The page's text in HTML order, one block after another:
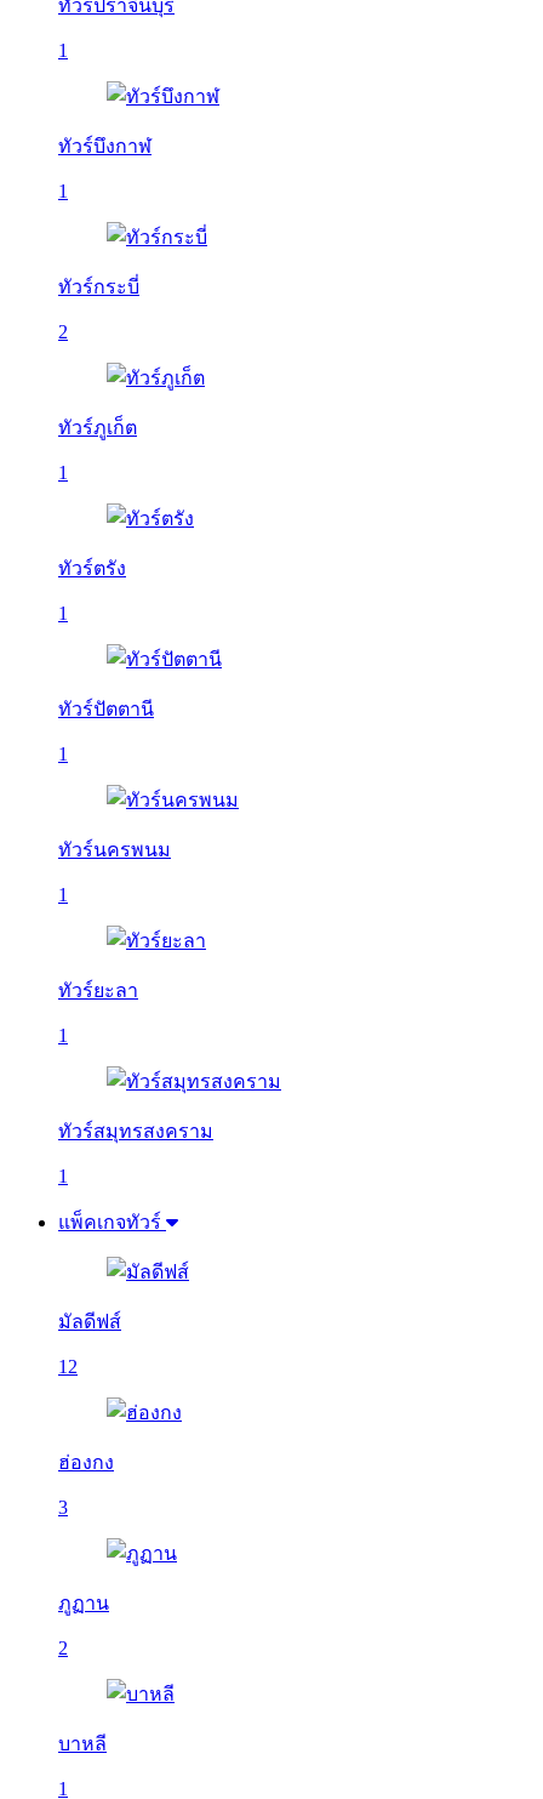
ทัวร์ปราจีนบุรี
1
ทัวร์บึงกาฬ
1
ทัวร์กระบี่
2
ทัวร์ภูเก็ต
1
ทัวร์ตรัง
1
ทัวร์ปัตตานี
1
ทัวร์นครพนม
1
ทัวร์ยะลา
1
ทัวร์สมุทรสงคราม
1
แพ็คเกจทัวร์
มัลดีฟส์
12
ฮ่องกง
3
ภูฏาน
2
บาหลี
1